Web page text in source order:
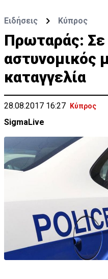
Ειδήσεις Κύπρος
Πρωταράς: Σε
αστυνομικός
καταγγελία
28.08.2017 16:27 Κύπρος
SigmaLive